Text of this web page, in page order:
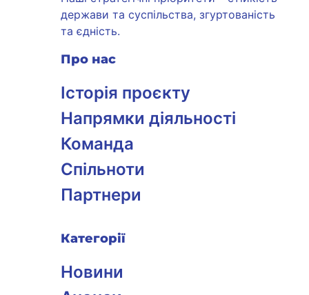
держави та суспільства, згуртованість
та єдність.
Про нас
Історія проєкту
Напрямки діяльності
Команда
Спільноти
Партнери
Категорії
Новини